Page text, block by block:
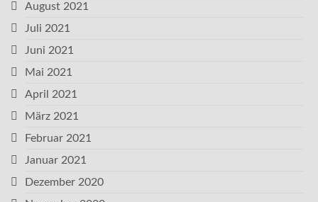
August 2021
Juli 2021
Juni 2021
Mai 2021
April 2021
März 2021
Februar 2021
Januar 2021
Dezember 2020